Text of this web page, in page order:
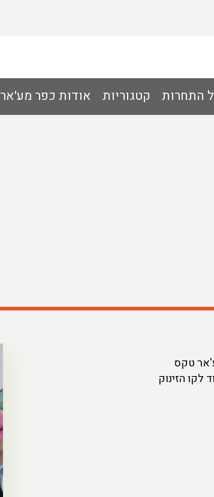
התחרות קטגוריות אודות כפר מע'אר
טקס
לקו הזינוק